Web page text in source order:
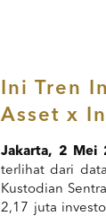
Ini Tren
Asset x
Jakarta, 2 Mei
terlihat dari
Kustodian
2,17 juta